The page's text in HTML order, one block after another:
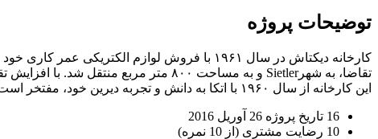
توضیحات پروژه
تقاضا، به شهرSietler و به مساحت ۸۰۰ متر مربع منتقل شد. با افزایش تقاضا داخلی و خارجی این کارخانه به منطقه صنعتی Sincan منتقل شد و مساحت آن به ۴۲۰۰ متر مربع رسید.
این کارخانه از سال ۱۹۶۰ با اتکا به دانش و تجربه دیرین خود، مفتخر است بهترین کیفیت را با مناسب ترین قیمت در اختیار مشتریان خود قرار دهد.
16 تاریخ پروژه 26 آوریل 2016
10 رضایت مشتری (از 10 نمره)